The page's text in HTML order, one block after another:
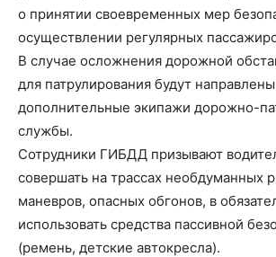
о принятии своевременных мер
осуществлении регулярных
В случае осложнения дорожной
для патрулирования будут направлены
дополнительные экипажи дорожно-
службы.
Сотрудники ГИБДД призывают
совершать на трассах необдуманных
маневров, опасных обгонов, в
использовать средства пассивной
(ремень, детские автокресла).